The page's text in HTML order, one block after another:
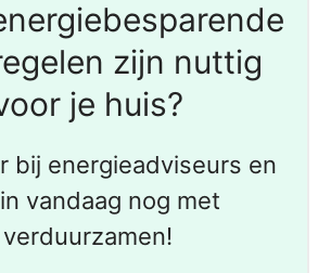
zijn nuttig
je huis?
bij energieadviseurs en
vandaag nog met
verduurzamen!